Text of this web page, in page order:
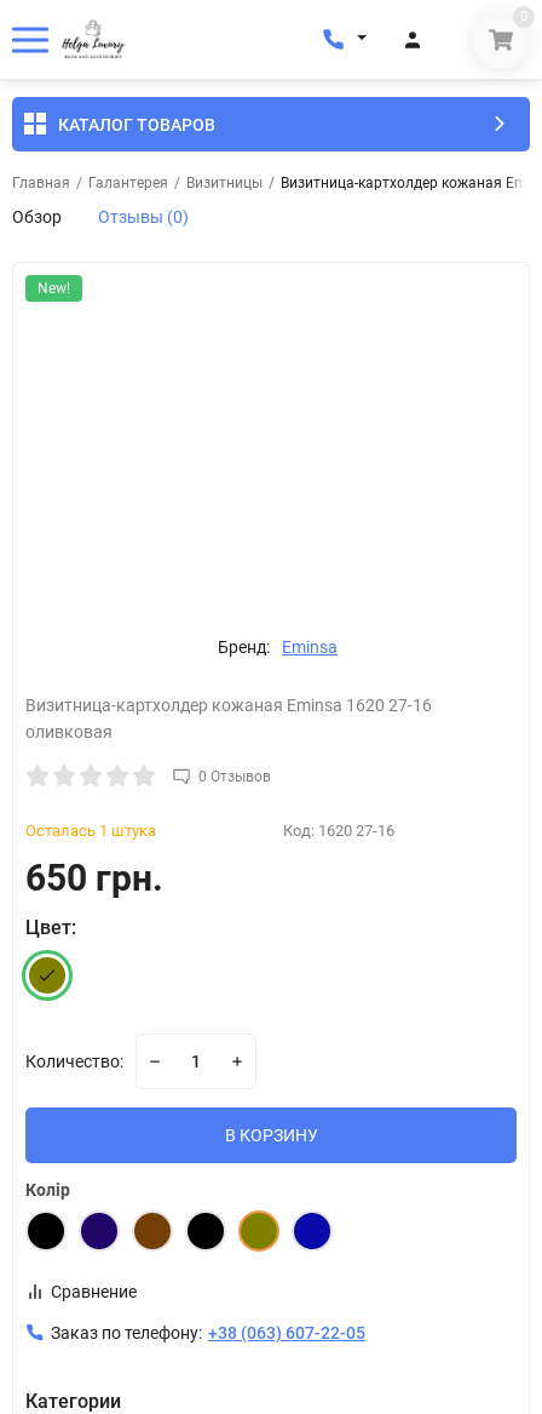
0
КАТАЛОГ ТОВАРОВ
Главная / Галантерея / Визитницы / Визитница-картхолдер кожаная
Обзор Отзывы (0)
New!
Бренд: Eminsa
Визитница-картхолдер кожаная Eminsa 1620 27-16
оливковая
0 Отзывов
Осталась 1 штука Код: 1620 27-16
650 грн.
Цвет:
Количество:
В КОРЗИНУ
Колір
Сравнение
Заказ по телефону: +38 (063) 607-22-05
Категории